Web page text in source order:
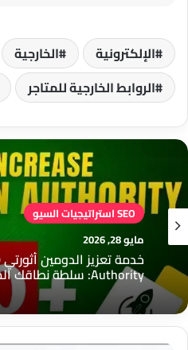
الإلكترونية الخارجية
الروابط الخارجية للمتاجر
SEO استراتيجيات السيو
مايو 28, 2026
Authority: سلطة نطاقك المضمونة
SEO استراتيجيات السيو
مايو 28, 2026